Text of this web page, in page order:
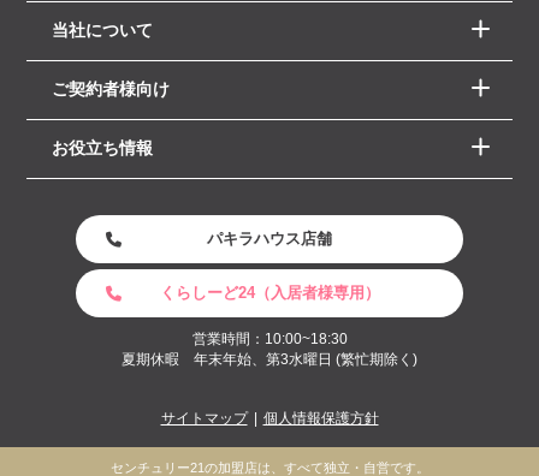
当社について
ご契約者様向け
お役立ち情報
パキラハウス店舗
くらしーど24（入居者様専用）
営業時間：10:00~18:30
夏期休暇 年末年始、第3水曜日 (繁忙期除く)
サイトマップ 個人情報保護方針
センチュリー21の加盟店は、すべて独立・自営です。